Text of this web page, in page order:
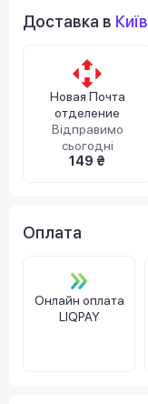
Доставка в Київ
Новая Почта
отделение
Відправимо
сьогодні
149 ₴
Оплата
Онлайн оплата
LIQPAY